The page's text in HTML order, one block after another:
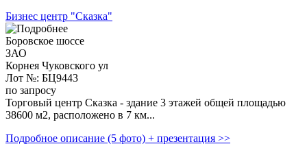
Бизнес центр "Сказка"
Боровское шоссе
ЗАО
Корнея Чуковского ул
Лот №: БЦ9443
по запросу
Торговый центр Сказка - здание 3 этажей общей площадью
38600 м2, расположено в 7 км...
Подробное описание (5 фото) + презентация >>